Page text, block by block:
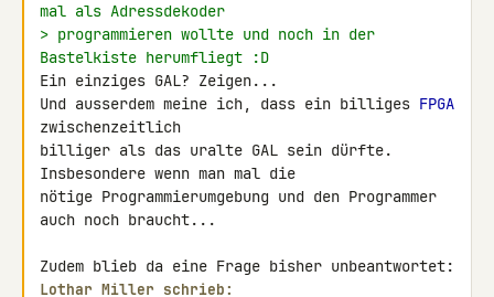
mal als Adressdekoder
> programmieren wollte und noch in der
Bastelkiste herumfliegt :D
Ein einziges GAL? Zeigen...
Und ausserdem meine ich, dass ein billiges FPGA
zwischenzeitlich
billiger als das uralte GAL sein dürfte.
Insbesondere wenn man mal die
nötige Programmierumgebung und den Programmer
auch noch braucht...
Lothar Miller schrieb: